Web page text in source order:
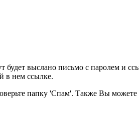
выслано письмо с паролем и
в нем ссылке.
папку 'Спам'. Также Вы можете